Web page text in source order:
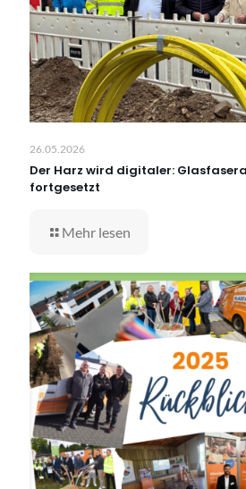
26.05.2026
Der Harz wird digitaler:
fortgesetzt
Mehr lesen